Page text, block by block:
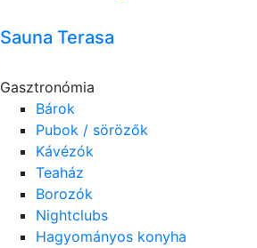
Sauna Terasa
Gasztronómia
Bárok
Pubok / sörözők
Kávézók
Teaház
Borozók
Nightclubs
Hagyományos konyha